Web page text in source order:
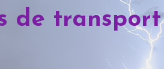
de transport